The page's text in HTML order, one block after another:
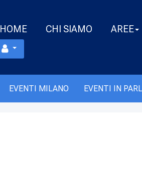
HOME CHI SIAMO AREE
EVENTI MILANO EVENTI IN